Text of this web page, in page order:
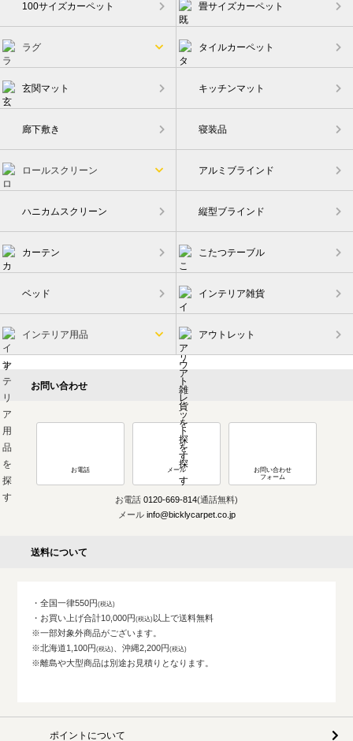
100サイズカーペット 畳サイズカーペット
ラグ タイルカーペット
玄関マット キッチンマット
廊下敷き 寝装品
ロールスクリーン アルミブラインド
ハニカムスクリーン 縦型ブラインド
カーテン こたつテーブル
ベッド インテリア雑貨
インテリア用品 アウトレット
お問い合わせ
お電話 メール
お問い合わせ
フォーム
お電話 0120-669-814(通話無料)
メール info@bicklycarpet.co.jp
送料について
・全国一律550円
・お買い上げ合計10,000円
以上で送料無料
※一部対象外商品がございます。
※北海道1,100円
、沖縄2,200円
※離島や大型商品は別途お見積りとなります。
ポイントについて